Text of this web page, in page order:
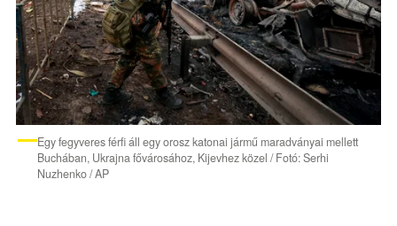
Egy fegyveres férfi áll egy orosz katonai jármű maradványai mellett
Buchában, Ukrajna fővárosához, Kijevhez közel / Fotó: Serhi
Nuzhenko / AP